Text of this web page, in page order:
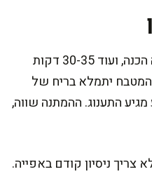
העוגה הזאת דורשת כחצי שעה הכנה, ועוד 30-35 דקות
המטבח יתמלא בריח של
התענוג. ההמתנה שווה,
צריך ניסיון קודם באפייה.